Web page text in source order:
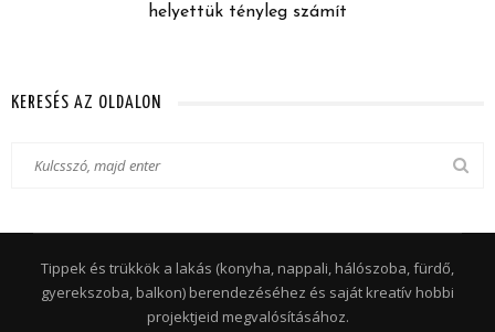
helyettük tényleg számít
KERESÉS AZ OLDALON
Tippek és trükkök a lakás (konyha, nappali, hálószoba, fürdő,
gyerekszoba, balkon) berendezéséhez és saját kreatív hobbi
projektjeid megvalósításához.